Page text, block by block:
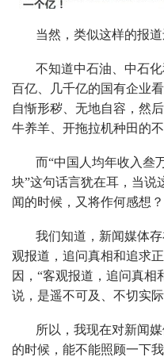
当然，类似这样的报
不知道中石油、中石
百亿、几千亿的国有企业
自惭形秽、无地自容，然
牛养羊、开拖拉机种田的
而“中国人均年收入叁
块”这句话言犹在耳，当说
闻的时候，又将作何感想？
我们知道，新闻媒体
观报道，追问真相和追求
因，“客观报道，追问真相
说，是遥不可及、不切实际
所以，我现在对新闻
的时候，能不能照顾一下